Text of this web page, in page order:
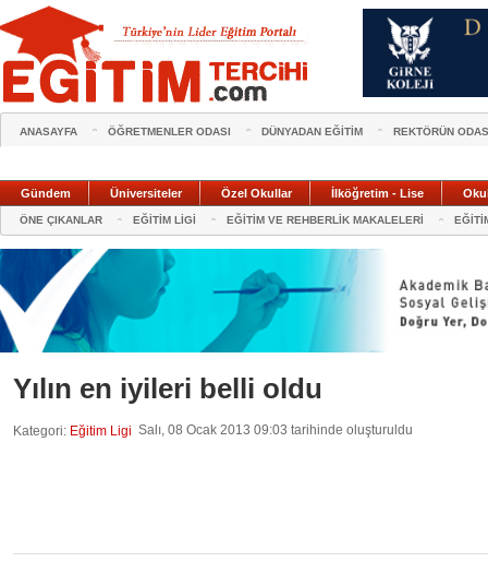
ANASAYFA ÖĞRETMENLER ODASI DÜNYADAN EĞİTİM REKTÖRÜN
Gündem Üniversiteler Özel Okullar İlköğretim - Lise
ÖNE ÇIKANLAR EĞİTİM LİGİ EĞİTİM VE REHBERLİK MAKALELERİ
Yılın en iyileri belli oldu
Kategori: Eğitim Ligi Salı, 08 Ocak 2013 09:03 tarihinde oluşturuldu